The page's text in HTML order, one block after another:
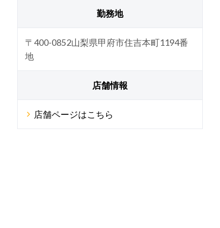
勤務地
〒400-0852山梨県甲府市住吉本町1194番
地
店舗情報
店舗ページはこちら